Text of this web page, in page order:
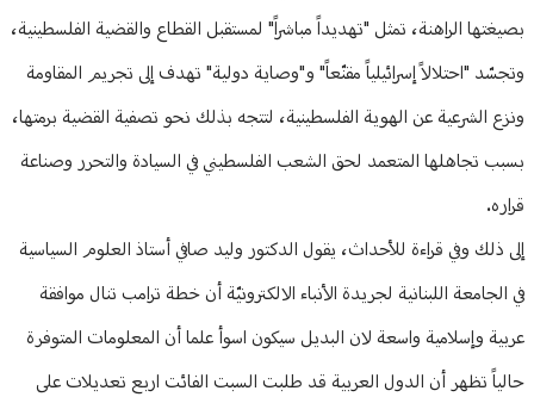
بصيغتها الراهنة، تمثل "تهديداً مباشراً" لمستقبل القطاع والقضية الفلسطينية،
وتجسّد "احتلالاً إسرائيلياً مقنّعاً" و"وصاية دولية" تهدف إلى تجريم المقاومة
ونزع الشرعية عن الهوية الفلسطينية، لتتجه بذلك نحو تصفية القضية برمتها،
بسبب تجاهلها المتعمد لحق الشعب الفلسطيني في السيادة والتحرر وصناعة
قراره.
إلى ذلك وفي قراءة للأحداث، يقول الدكتور وليد صافي أستاذ العلوم السياسية
في الجامعة اللبنانية لجريدة الأنباء الالكترونيّة أن خطة ترامب تنال موافقة
عربية وإسلامية واسعة لان البديل سيكون اسوأ علما أن المعلومات المتوفرة
حالياً تظهر أن الدول العربية قد طلبت السبت الفائت اربع تعديلات على